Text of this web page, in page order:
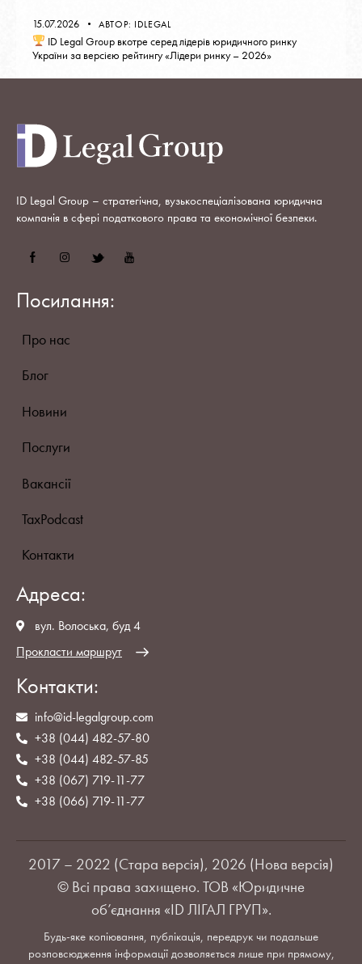
15.07.2026 АВТОР: IDLEGAL
ID Legal Group вкотре серед лідерів юридичного ринку
України за версією рейтингу «Лідери ринку – 2026»
ID Legal Group – стратегічна, вузькоспеціалізована юридична
компанія в сфері податкового права та економічної безпеки.
Посилання:
Про нас
Блог
Новини
Послуги
Вакансії
TaxPodcast
Контакти
Адреса:
вул. Волоська, буд 4
Прокласти маршрут
Контакти:
info@id-legalgroup.com
+38 (044) 482-57-80
+38 (044) 482-57-85
+38 (067) 719-11-77
+38 (066) 719-11-77
2017 – 2022 (Стара версія), 2026 (Нова версія)
© Всі права захищено. ТОВ «Юридичне
об’єднання «ID ЛІГАЛ ГРУП».
Будь-яке копіювання, публікація, передрук чи подальше
розповсюдження інформації дозволяється лише при прямому,